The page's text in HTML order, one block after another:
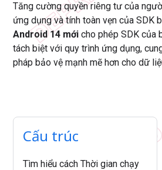
Tăng cường quyền riêng tư của
ứng dụng và tính toàn vẹn của SDK
Android 14 mới cho phép SDK của
tách biệt với quy trình ứng dụng,
pháp bảo vệ mạnh mẽ hơn cho dữ
Cấu trúc
Tìm hiểu cách Thời gian chạy